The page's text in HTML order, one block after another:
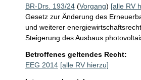
BR-Drs. 193/24 (Vorgang) [alle RV
Gesetz zur Änderung des
und weiterer
Steigerung des Ausbaus
Betroffenes geltendes Recht:
EEG 2014 [alle RV hierzu]